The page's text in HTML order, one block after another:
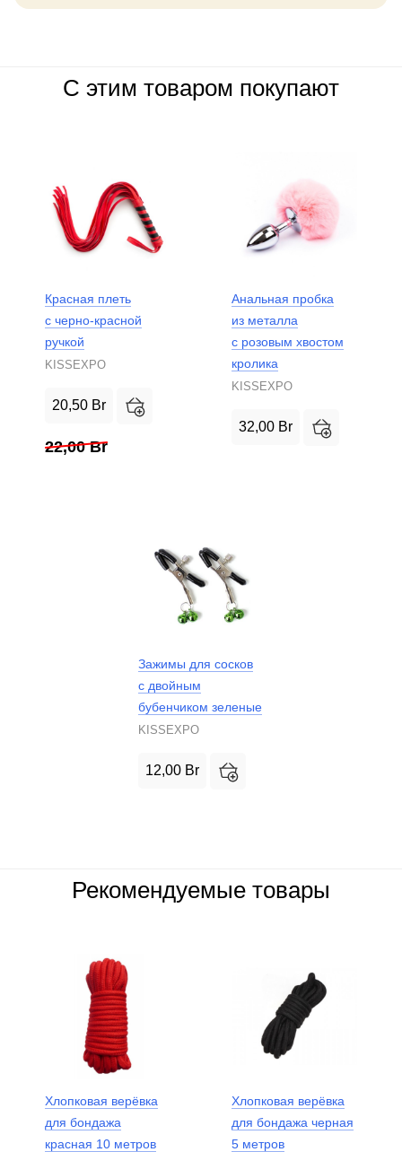
С этим товаром покупают
Красная плеть
с черно-красной
ручкой
KISSEXPO
20,50 Br
22,00Br
Анальная пробка
из металла
с розовым хвостом
кролика
KISSEXPO
32,00 Br
Зажимы для сосков
с двойным
бубенчиком зеленые
KISSEXPO
12,00 Br
Рекомендуемые товары
Хлопковая верёвка
для бондажа
красная 10 метров
Хлопковая верёвка
для бондажа черная
5 метров